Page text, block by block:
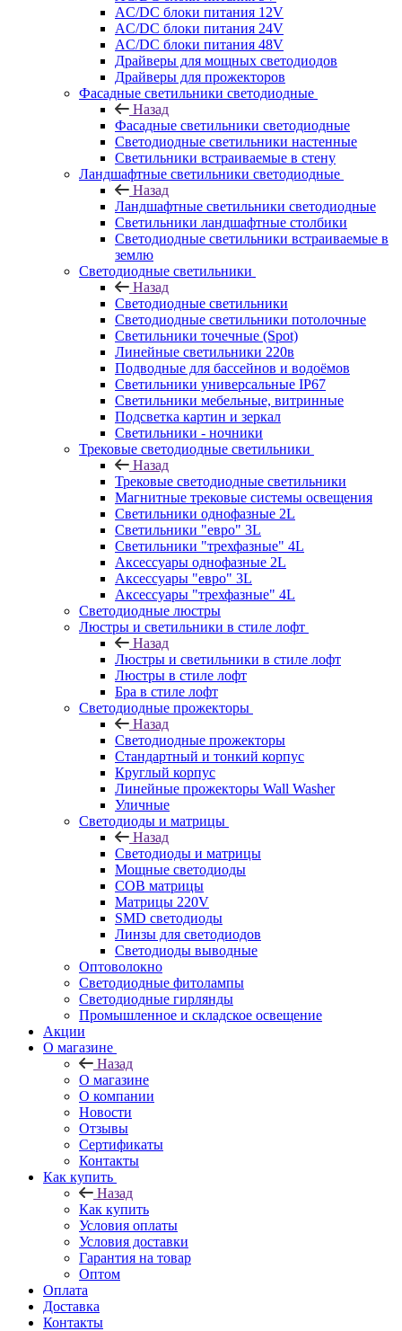
AC/DC блоки питания 12V
AC/DC блоки питания 24V
AC/DC блоки питания 48V
Драйверы для мощных светодиодов
Драйверы для прожекторов
Фасадные светильники светодиодные
Назад
Фасадные светильники светодиодные
Светодиодные светильники настенные
Светильники встраиваемые в стену
Ландшафтные светильники светодиодные
Назад
Ландшафтные светильники светодиодные
Светильники ландшафтные столбики
Светодиодные светильники встраиваемые в
землю
Светодиодные светильники
Назад
Светодиодные светильники
Светодиодные светильники потолочные
Светильники точечные (Spot)
Линейные светильники 220в
Подводные для бассейнов и водоёмов
Светильники универсальные IP67
Светильники мебельные, витринные
Подсветка картин и зеркал
Светильники - ночники
Трековые светодиодные светильники
Назад
Трековые светодиодные светильники
Магнитные трековые системы освещения
Светильники однофазные 2L
Светильники "евро" 3L
Светильники "трехфазные" 4L
Аксессуары однофазные 2L
Аксессуары "евро" 3L
Аксессуары "трехфазные" 4L
Светодиодные люстры
Люстры и светильники в стиле лофт
Назад
Люстры и светильники в стиле лофт
Люстры в стиле лофт
Бра в стиле лофт
Светодиодные прожекторы
Назад
Светодиодные прожекторы
Стандартный и тонкий корпус
Круглый корпус
Линейные прожекторы Wall Washer
Уличные
Светодиоды и матрицы
Назад
Светодиоды и матрицы
Мощные светодиоды
COB матрицы
Матрицы 220V
SMD светодиоды
Линзы для светодиодов
Светодиоды выводные
Оптоволокно
Светодиодные фитолампы
Светодиодные гирлянды
Промышленное и складское освещение
Акции
О магазине
Назад
О магазине
О компании
Новости
Отзывы
Сертификаты
Контакты
Как купить
Назад
Как купить
Условия оплаты
Условия доставки
Гарантия на товар
Оптом
Оплата
Доставка
Контакты